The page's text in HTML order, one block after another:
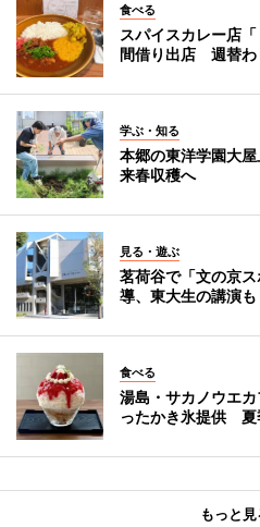
食べる
スパイスカレー店
間借り出店 週替わ
学ぶ・知る
本郷の東洋学園大
来春収穫へ
見る・遊ぶ
茗荷谷で「文の京
導、東大生の講演も
食べる
湯島・サカノウエ
ったかき氷提供 夏
もっと見